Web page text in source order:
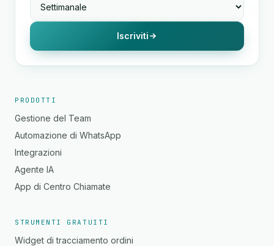
Iscriviti
PRODOTTI
Gestione del Team
Automazione di WhatsApp
Integrazioni
Agente IA
App di Centro Chiamate
STRUMENTI GRATUITI
Widget di tracciamento ordini